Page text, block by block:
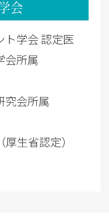
会
ト学会 認定医
会所属
究会所属
生省認定）